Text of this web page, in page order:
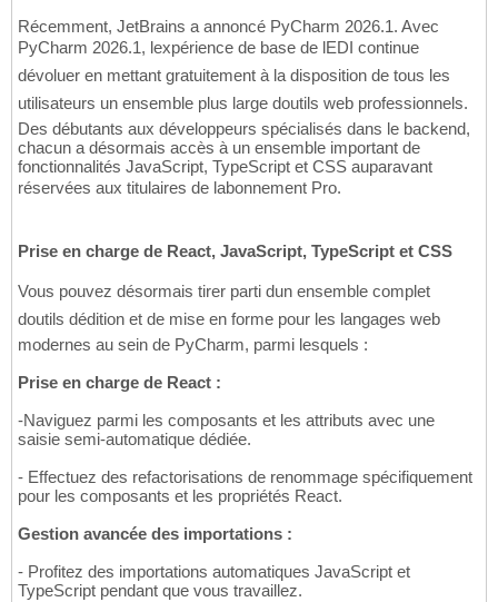
Récemment, JetBrains a annoncé PyCharm 2026.1. Avec
PyCharm 2026.1, lexpérience de base de lEDI continue
dévoluer en mettant gratuitement à la disposition de tous les
utilisateurs un ensemble plus large doutils web professionnels.
Des débutants aux développeurs spécialisés dans le backend,
chacun a désormais accès à un ensemble important de
fonctionnalités JavaScript, TypeScript et CSS auparavant
réservées aux titulaires de labonnement Pro.
Prise en charge de React, JavaScript, TypeScript et CSS
Vous pouvez désormais tirer parti dun ensemble complet
doutils dédition et de mise en forme pour les langages web
modernes au sein de PyCharm, parmi lesquels :
Prise en charge de React :
-Naviguez parmi les composants et les attributs avec une
saisie semi-automatique dédiée.
- Effectuez des refactorisations de renommage spécifiquement
pour les composants et les propriétés React.
Gestion avancée des importations :
- Profitez des importations automatiques JavaScript et
TypeScript pendant que vous travaillez.